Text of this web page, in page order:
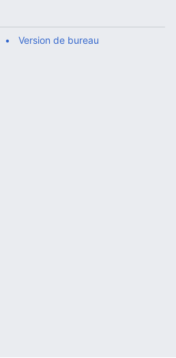
Version de bureau